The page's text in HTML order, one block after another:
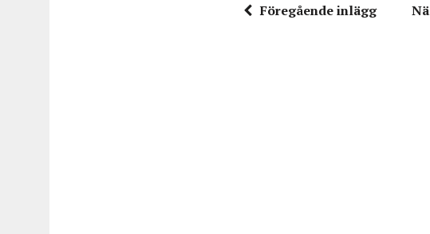
Föregående inlägg